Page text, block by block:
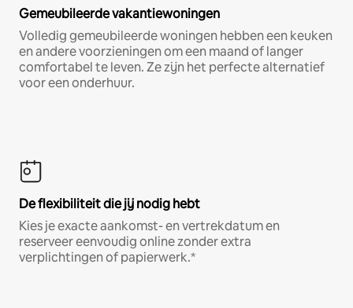
Gemeubileerde vakantiewoningen
Volledig gemeubileerde woningen hebben een keuken
en andere voorzieningen om een maand of langer
comfortabel te leven. Ze zijn het perfecte alternatief
voor een onderhuur.
De flexibiliteit die jij nodig hebt
Kies je exacte aankomst- en vertrekdatum en
reserveer eenvoudig online zonder extra
verplichtingen of papierwerk.*